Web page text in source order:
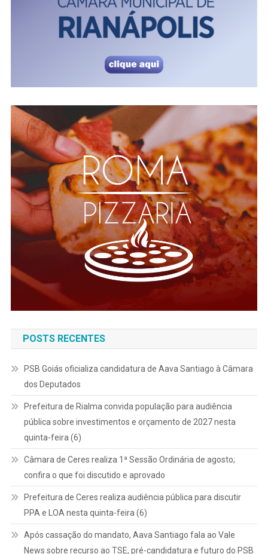
POSTS RECENTES
PSB Goiás oficializa candidatura de Aava Santiago à Câmara
dos Deputados
Prefeitura de Rialma convida população para audiência
pública sobre investimentos e orçamento de 2027 nesta
quinta-feira (6)
Câmara de Ceres realiza 1ª Sessão Ordinária de agosto;
confira o que foi discutido e aprovado
Prefeitura de Ceres realiza audiência pública para discutir
PPA e LOA nesta quinta-feira (6)
Após cassação do mandato, Aava Santiago fala ao Vale
News sobre recurso ao TSE, pré-candidatura e futuro do PSB